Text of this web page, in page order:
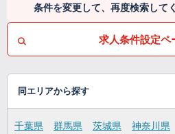
条件を変更して、再度検索して
求人条件設定ペ
同エリアから探す
千葉県 群馬県 茨城県 神奈川県